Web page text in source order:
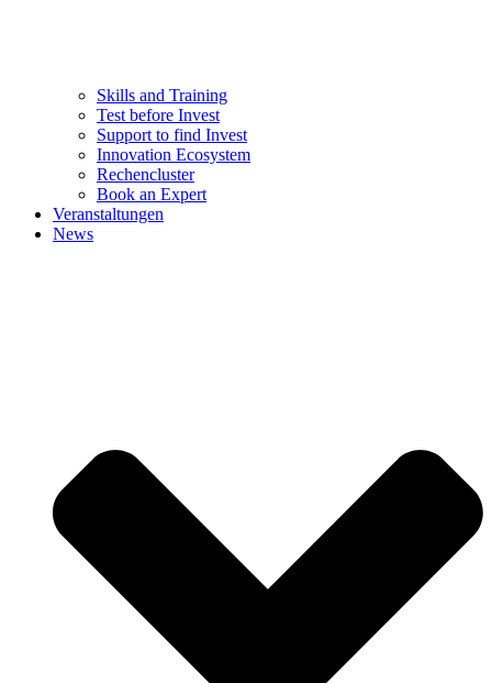
Skills and Training
Test before Invest
Support to find Invest
Innovation Ecosystem
Rechencluster​
Book an Expert
Veranstaltungen
News